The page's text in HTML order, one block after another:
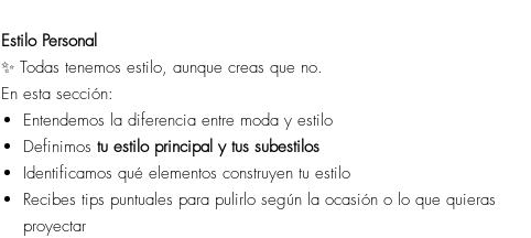
Estilo Personal
✨ Todas tenemos estilo, aunque creas que no.
En esta sección:
Entendemos la diferencia entre moda y estilo
Definimos tu estilo principal y tus subestilos
Identificamos qué elementos construyen tu estilo
Recibes tips puntuales para pulirlo según la ocasión o lo que quieras
proyectar